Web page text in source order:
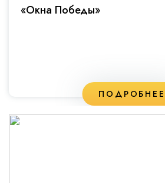
«Окна Победы»
ПОДРОБНЕЕ